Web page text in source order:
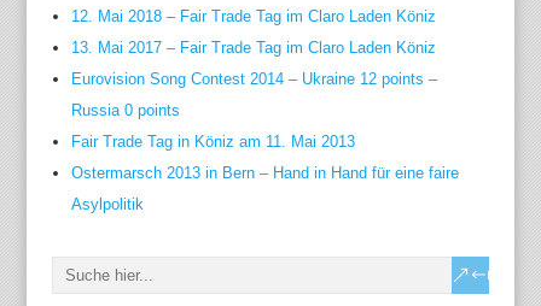
12. Mai 2018 – Fair Trade Tag im Claro Laden Köniz
13. Mai 2017 – Fair Trade Tag im Claro Laden Köniz
Eurovision Song Contest 2014 – Ukraine 12 points –
Russia 0 points
Fair Trade Tag in Köniz am 11. Mai 2013
Ostermarsch 2013 in Bern – Hand in Hand für eine faire
Asylpolitik